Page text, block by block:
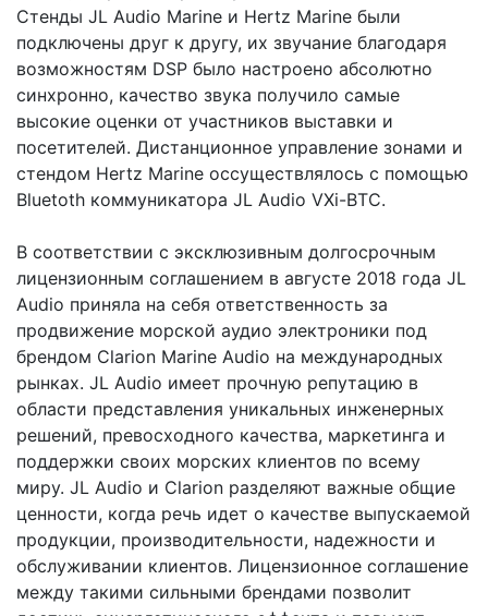
Стенды JL Audio Marine и Hertz Marine были
подключены друг к другу, их звучание благодаря
возможностям DSP было настроено абсолютно
синхронно, качество звука получило самые
высокие оценки от участников выставки и
посетителей. Дистанционное управление зонами и
стендом Hertz Marine оссуществлялось с помощью
Bluetoth коммуникатора JL Audio VXi-BTC.
В соответствии с эксклюзивным долгосрочным
лицензионным соглашением в августе 2018 года JL
Audio приняла на себя ответственность за
продвижение морской аудио электроники под
брендом Clarion Marine Audio на международных
рынках. JL Audio имеет прочную репутацию в
области представления уникальных инженерных
решений, превосходного качества, маркетинга и
поддержки своих морских клиентов по всему
миру. JL Audio и Clarion разделяют важные общие
ценности, когда речь идет о качестве выпускаемой
продукции, производительности, надежности и
обслуживании клиентов. Лицензионное соглашение
между такими сильными брендами позволит